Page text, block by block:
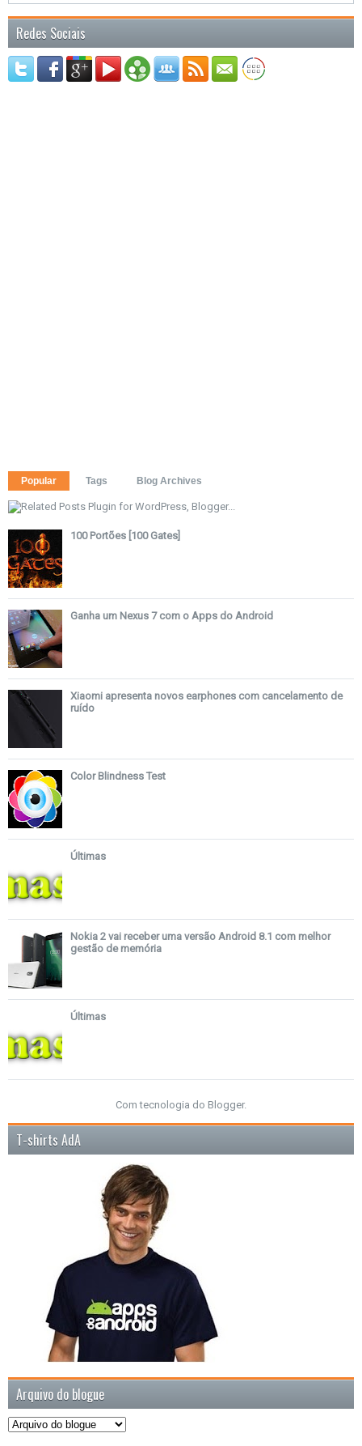
Redes Sociais
Popular Tags Blog Archives
100 Portões [100 Gates]
Ganha um Nexus 7 com o Apps do Android
Xiaomi apresenta novos earphones com cancelamento de
ruído
Color Blindness Test
Últimas
Nokia 2 vai receber uma versão Android 8.1 com melhor
gestão de memória
Últimas
Com tecnologia do Blogger.
T-shirts AdA
Arquivo do blogue